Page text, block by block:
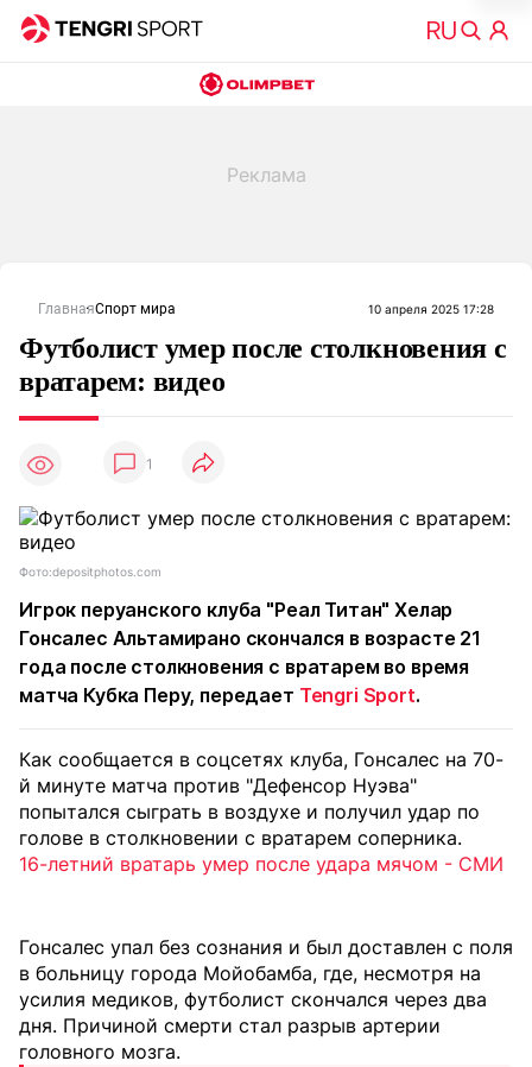
ГлавнаяСпорт мира 10 апреля 2025 17:28
Футболист умер после столкновения с
вратарем: видео
1
Фото:depositphotos.com
Игрок перуанского клуба "Реал Титан" Хелар
Гонсалес Альтамирано скончался в возрасте 21
года после столкновения с вратарем во время
матча Кубка Перу, передает Tengri Sport.
Как сообщается в соцсетях клуба, Гонсалес на 70-
й минуте матча против "Дефенсор Нуэва"
попытался сыграть в воздухе и получил удар по
голове в столкновении с вратарем соперника.
16-летний вратарь умер после удара мячом - СМИ
Гонсалес упал без сознания и был доставлен с поля
в больницу города Мойобамба, где, несмотря на
усилия медиков, футболист скончался через два
дня. Причиной смерти стал разрыв артерии
головного мозга.